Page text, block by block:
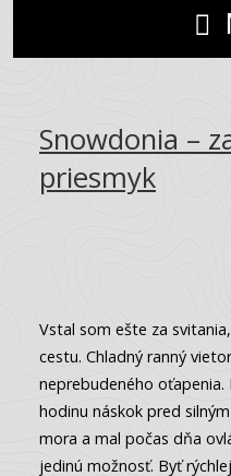
Snowdonia –
priesmyk
Vstal som ešte za
cestu. Chladný ranný
neprebudeného
hodinu náskok pred
mora a mal počas dňa
jedinú možnosť. Byť